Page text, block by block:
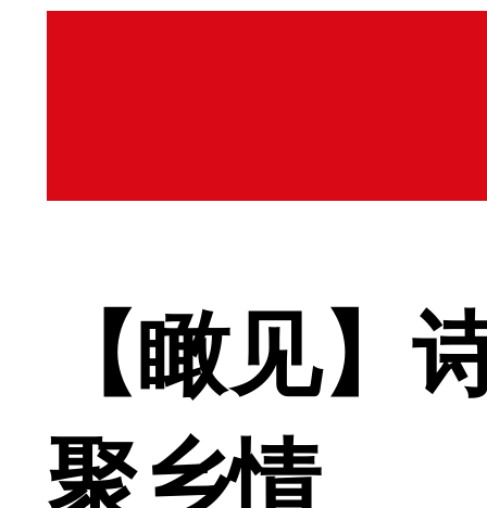
【瞰见】
聚乡情